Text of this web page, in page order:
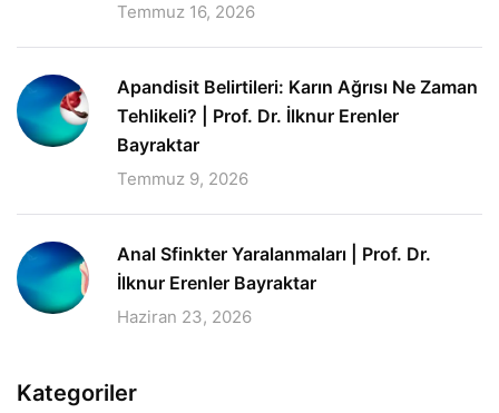
Temmuz 16, 2026
Apandisit Belirtileri: Karın Ağrısı Ne Zaman
Tehlikeli? | Prof. Dr. İlknur Erenler
Bayraktar
Temmuz 9, 2026
Anal Sfinkter Yaralanmaları | Prof. Dr.
İlknur Erenler Bayraktar
Haziran 23, 2026
Kategoriler